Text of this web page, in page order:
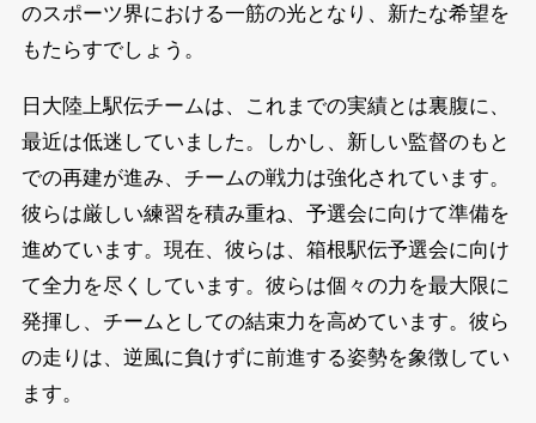
のスポーツ界における一筋の光となり、新たな希望を
もたらすでしょう。
日大陸上駅伝チームは、これまでの実績とは裏腹に、
最近は低迷していました。しかし、新しい監督のもと
での再建が進み、チームの戦力は強化されています。
彼らは厳しい練習を積み重ね、予選会に向けて準備を
進めています。現在、彼らは、箱根駅伝予選会に向け
て全力を尽くしています。彼らは個々の力を最大限に
発揮し、チームとしての結束力を高めています。彼ら
の走りは、逆風に負けずに前進する姿勢を象徴してい
ます。